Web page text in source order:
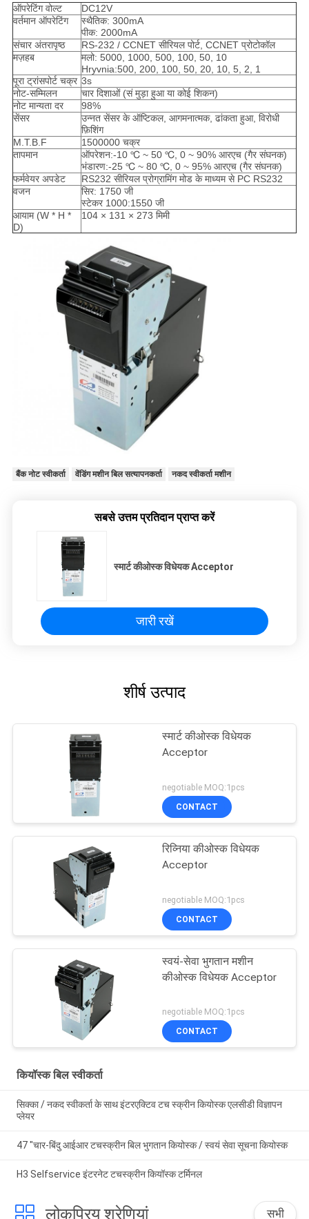
ऑपरेटिंग वोल्ट
DC12V
वर्तमान ऑपरेटिंग
स्थैतिक: 300mA
पीक: 2000mA
संचार अंतरापृष्ठ
RS-232 / CCNET सीरियल पोर्ट, CCNET प्रोटोकॉल
मज़हब
मलो: 5000, 1000, 500, 100, 50, 10
Hryvnia:500, 200, 100, 50, 20, 10, 5, 2, 1
पूरा ट्रांसपोर्ट चक्र 3s
नोट-सम्मिलन
चार दिशाओं (सं मुड़ा हुआ या कोई शिकन)
नोट मान्यता दर
98%
सेंसर
उन्नत सेंसर के ऑप्टिकल, आगमनात्मक, ढांकता हुआ, विरोधी
फ़िशिंग
M.T.B.F
1500000 चक्र
तापमान
ऑपरेशन:-10 ℃ ~ 50 ℃, 0 ~ 90% आरएच (गैर संघनक)
भंडारण:-25 ℃ ~ 80 ℃, 0 ~ 95% आरएच (गैर संघनक)
फर्मवेयर अपडेट
RS232 सीरियल प्रोग्रामिंग मोड के माध्यम से PC RS232
वजन
सिर: 1750 जी
स्टेकर 1000:1550 जी
आयाम (W * H *
D)
104 × 131 × 273 मिमी
बैंक नोट स्वीकर्ता वेंडिंग मशीन बिल सत्यापनकर्ता नकद स्वीकर्ता मशीन
सबसे उत्तम प्रतिदान प्राप्त करें
स्मार्ट कीओस्क विधेयक Acceptor
जारी रखें
शीर्ष उत्पाद
स्मार्ट कीओस्क विधेयक
Acceptor
negotiable MOQ:1pcs
CONTACT
रिव्निया कीओस्क विधेयक
Acceptor
negotiable MOQ:1pcs
CONTACT
स्वयं-सेवा भुगतान मशीन
कीओस्क विधेयक Acceptor
negotiable MOQ:1pcs
CONTACT
कियॉस्क बिल स्वीकर्ता
सिक्का / नकद स्वीकर्ता के साथ इंटरएक्टिव टच स्क्रीन कियोस्क एलसीडी विज्ञापन
प्लेयर
47 "चार-बिंदु आईआर टचस्क्रीन बिल भुगतान कियोस्क / स्वयं सेवा सूचना कियोस्क
H3 Selfservice इंटरनेट टचस्क्रीन कियॉस्क टर्मिनल
लोकप्रिय श्रेणियां सभी